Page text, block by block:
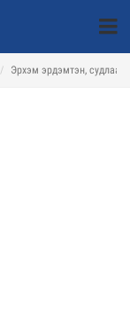
Эрхэм эрдэмтэн,